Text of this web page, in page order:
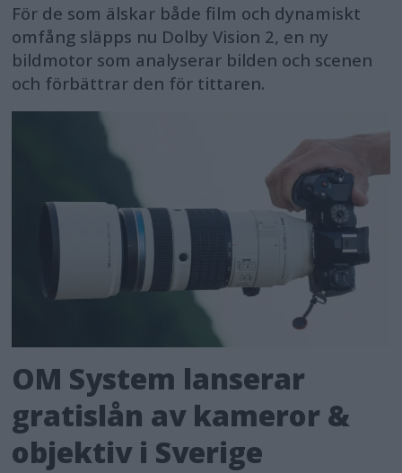
För de som älskar både film och dynamiskt
omfång släpps nu Dolby Vision 2, en ny
bildmotor som analyserar bilden och scenen
och förbättrar den för tittaren.
OM System lanserar
gratislån av kameror &
objektiv i Sverige